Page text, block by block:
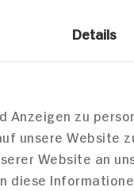
Details
Anzeigen zu
unsere Website
Website an
diese